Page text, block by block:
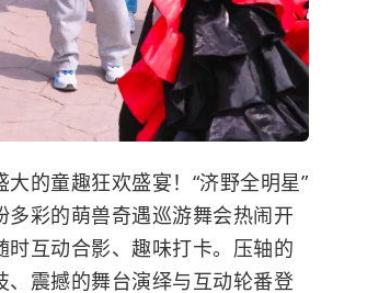
的童趣狂欢盛宴！“济野全明星”
彩的萌兽奇遇巡游舞会热闹开
互动合影、趣味打卡。压轴的
震撼的舞台演绎与互动轮番登